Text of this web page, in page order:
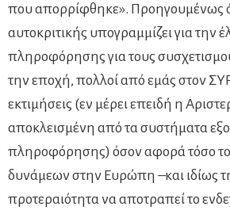
που απορρίφθηκε». Προηγουμένως
αυτοκριτικής υπογραμμίζει για την
πληροφόρησης για τους
την εποχή, πολλοί από εμάς στον
εκτιμήσεις (εν μέρει επειδή η
αποκλεισμένη από τα συστήματα
πληροφόρησης) όσον αφορά τόσο
δυνάμεων στην Ευρώπη –και ιδίως
προτεραιότητα να αποτραπεί το